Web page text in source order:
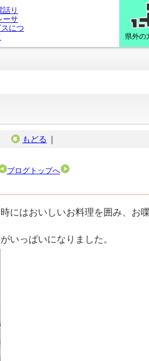
県外の
もどる ｜
ブログトップへ
にはおいしいお料理を囲み、お
いっぱいになりました。